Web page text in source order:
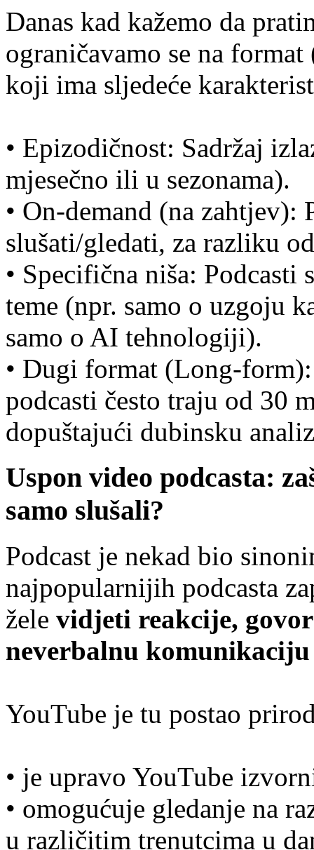
Danas kad kažemo da
ograničavamo se na
koji ima sljedeće
• Epizodičnost: Sadržaj
mjesečno ili u sezonama).
• On-demand (na
slušati/gledati, za razliku
• Specifična niša:
teme (npr. samo o uzgoju
samo o AI tehnologiji).
• Dugi format (Long-
podcasti često traju od 30
dopuštajući dubinsku
Uspon video podcasta:
samo slušali?
Podcast je nekad bio
najpopularnijih podcasta
žele vidjeti reakcije,
neverbalnu
YouTube je tu postao
• je upravo YouTube
• omogućuje gledanje na
u različitim trenutcima u